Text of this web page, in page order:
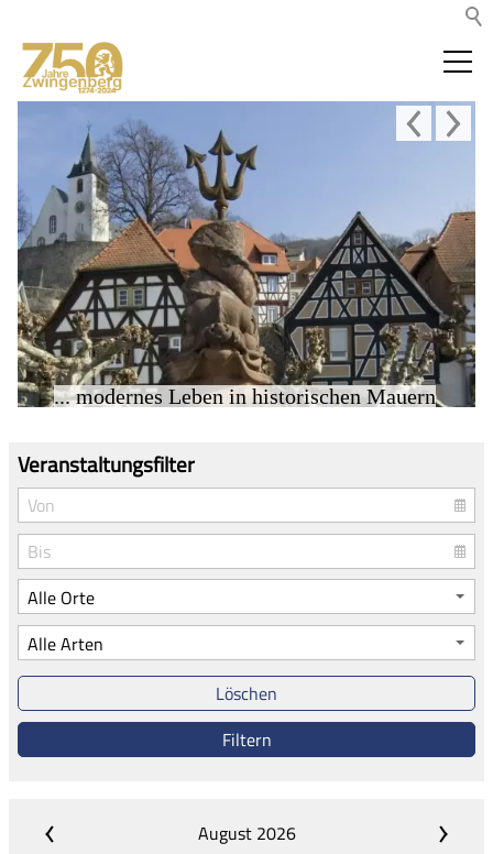
... modernes Leben in historischen Mauern
Veranstaltungsfilter
Löschen
Filtern
August 2026